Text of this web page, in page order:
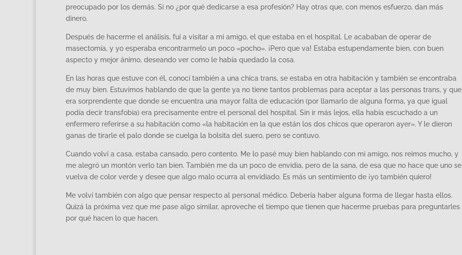
preocupado por los demás. Si no ¿por qué dedicarse a esa profesión? Hay otras que, con menos esfuerzo, dan más
dinero.
Después de hacerme el análisis, fuí a visitar a mi amigo, el que estaba en el hospital. Le acababan de operar de
masectomía, y yo esperaba encontrarmelo un poco «pocho». ¡Pero que va! Estaba estupendamente bien, con buen
aspecto y mejor ánimo, deseando ver como le había quedado la cosa.
En las horas que estuve con él, conocí también a una chica trans, se estaba en otra habitación y también se encontraba
de muy bien. Estuvimos hablando de que la gente ya no tiene tantos problemas para aceptar a las personas trans, y que
era sorprendente que donde se encuentra una mayor falta de educación (por llamarlo de alguna forma, ya que igual
podía decir transfobia) era precisamente entre el personal del hospital. Sin ir más lejos, ella había escuchado a un
enfermero referirse a su habitación como «la habitación en la que están los dos chicos que operaron ayer». Y le dieron
ganas de tirarle el palo donde se cuelga la bolsita del suero, pero se contuvo.
Cuando volví a casa, estaba cansado, pero contento. Me lo pasé muy bien hablando con mi amigo, nos reimos mucho, y
me alegró un montón verlo tan bien. También me da un poco de envidia, pero de la sana, de esa que no hace que uno se
vuelva de color verde y desee que algo malo ocurra al envidiado. Es más un sentimiento de ¡yo también quiero!
Me volví también con algo que pensar respecto al personal médico. Debería haber alguna forma de llegar hasta ellos.
Quizá la próxima vez que me pase algo similar, aproveche el tiempo que tienen que hacerme pruebas para preguntarles
por qué hacen lo que hacen.